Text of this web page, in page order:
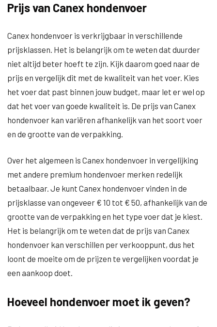
Prijs van Canex hondenvoer
Canex hondenvoer is verkrijgbaar in verschillende
prijsklassen. Het is belangrijk om te weten dat duurder
niet altijd beter hoeft te zijn. Kijk daarom goed naar de
prijs en vergelijk dit met de kwaliteit van het voer. Kies
het voer dat past binnen jouw budget, maar let er wel op
dat het voer van goede kwaliteit is. De prijs van Canex
hondenvoer kan variëren afhankelijk van het soort voer
en de grootte van de verpakking.
Over het algemeen is Canex hondenvoer in vergelijking
met andere premium hondenvoer merken redelijk
betaalbaar. Je kunt Canex hondenvoer vinden in de
prijsklasse van ongeveer € 10 tot € 50, afhankelijk van de
grootte van de verpakking en het type voer dat je kiest.
Het is belangrijk om te weten dat de prijs van Canex
hondenvoer kan verschillen per verkooppunt, dus het
loont de moeite om de prijzen te vergelijken voordat je
een aankoop doet.
Hoeveel hondenvoer moet ik geven?